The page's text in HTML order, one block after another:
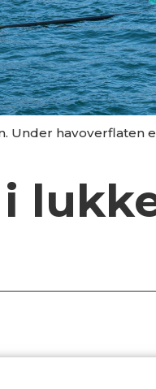
Under havoverflaten